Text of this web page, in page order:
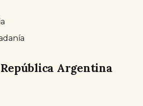
Argentina